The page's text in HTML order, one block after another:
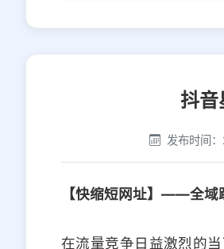
抖音
发布时间
【快缩短网址】——全域
在流量竞争日益激烈的